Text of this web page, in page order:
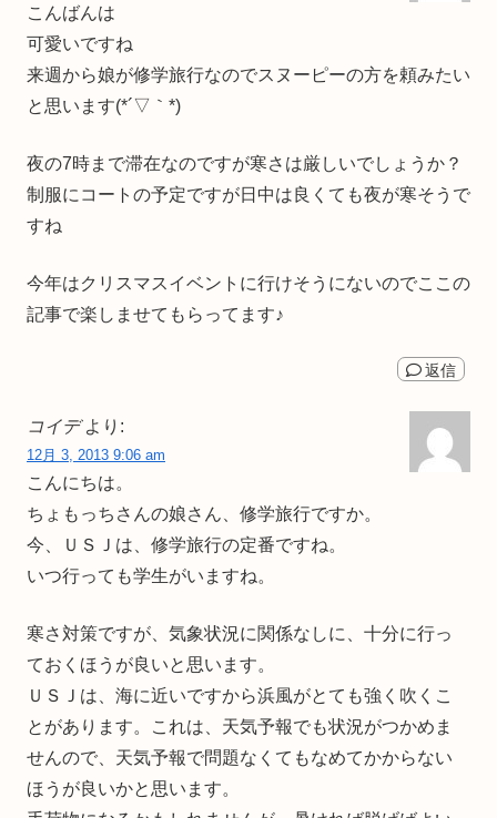
こんばんは
可愛いですね
来週から娘が修学旅行なのでスヌーピーの方を頼みたい
と思います(*´▽｀*)
夜の7時まで滞在なのですが寒さは厳しいでしょうか？
制服にコートの予定ですが日中は良くても夜が寒そうで
すね
今年はクリスマスイベントに行けそうにないのでここの
記事で楽しませてもらってます♪
返信
コイデ より:
12月 3, 2013 9:06 am
こんにちは。
ちょもっちさんの娘さん、修学旅行ですか。
今、ＵＳＪは、修学旅行の定番ですね。
いつ行っても学生がいますね。
寒さ対策ですが、気象状況に関係なしに、十分に行っ
ておくほうが良いと思います。
ＵＳＪは、海に近いですから浜風がとても強く吹くこ
とがあります。これは、天気予報でも状況がつかめま
せんので、天気予報で問題なくてもなめてかからない
ほうが良いかと思います。